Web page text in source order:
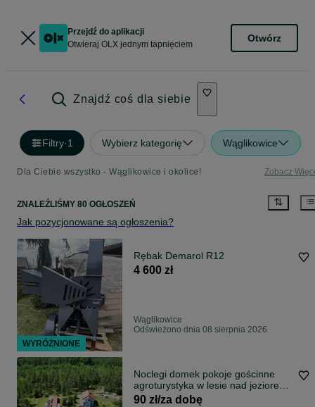
Przejdź do aplikacji
Otwieraj OLX jednym tapnięciem
Otwórz
Znajdź coś dla siebie
Filtry·1 Wybierz kategorię Wąglikowice
Dla Ciebie wszystko - Wąglikowice i okolice! Zobacz
ZNALEŹLIŚMY 80 OGŁOSZEŃ
Jak pozycjonowane są ogłoszenia?
Rębak Demarol R12
4 600 zł
Wąglikowice
Odświeżono dnia 08 sierpnia 2026
Noclegi domek pokoje gościnne
agroturystyka w lesie nad jeziorem
na Kaszubach Bory Tucholskie
90 zł/za dobę
WYRÓŻNIONE